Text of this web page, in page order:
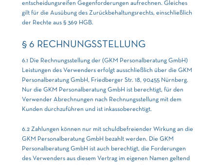
entscheidungsreifen Gegenforderungen aufrechnen. Gleiches
gilt für die Ausübung des Zurückbehaltungsrechts, einschließlich
der Rechte aus § 369 HGB.
§ 6 RECHNUNGSSTELLUNG
6.1 Die Rechnungsstellung der (GKM Personalberatung GmbH)
Leistungen des Verwenders erfolgt ausschließlich über die GKM
Personalberatung GmbH, Friedberger Str. 18, 90455 Nürnberg.
Nur die GKM Personalberatung GmbH ist berechtigt, für den
Verwender Abrechnungen nach Rechnungsstellung mit dem
Kunden durchzuführen und ist inkassoberechtigt.
6.2 Zahlungen können nur mit schuldbefreiender Wirkung an die
GKM Personalberatung GmbH bezahlt werden. Die GKM
Personalberatung GmbH ist auch berechtigt, die Forderungen
des Verwenders aus diesem Vertrag im eigenen Namen geltend